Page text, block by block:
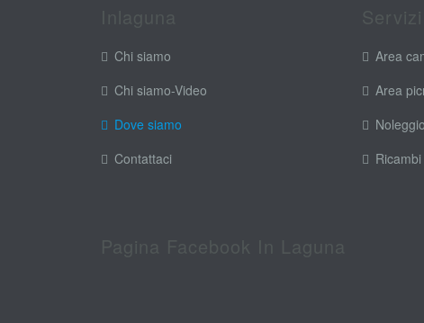
Chi siamo
Chi siamo-Video
Dove siamo
Contattaci
Area
Area